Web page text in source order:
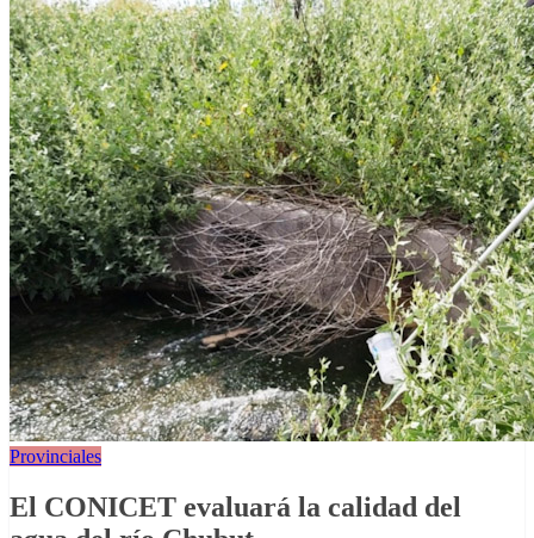
Provinciales
El CONICET evaluará la calidad del